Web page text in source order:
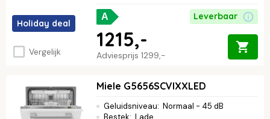
Holiday deal
Vergelijk
A Leverbaar
Adviesprijs 1299,-
1215,-
Miele G5656SCVIXXLED
Geluidsniveau: Normaal - 45 dB
Bestek: Lade